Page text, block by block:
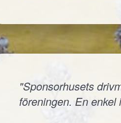
"Sponsorhusets
föreningen. En